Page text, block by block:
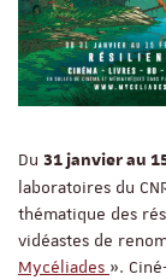
Du 31 janvier au
laboratoires du
thématique des
vidéastes de
Mycéliades ».